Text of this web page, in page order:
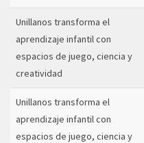
Unillanos transforma el
aprendizaje infantil con
espacios de juego, ciencia y
creatividad
Unillanos transforma el
aprendizaje infantil con
espacios de juego, ciencia y